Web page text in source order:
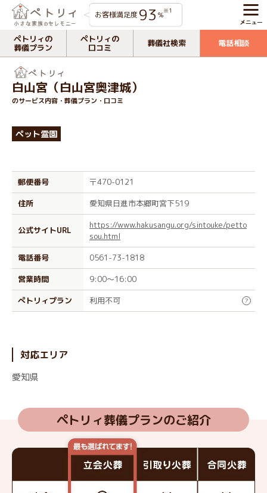
お客様満足度 93 %※1
ペトリィの
葬儀プラン
ペトリィの
口コミ
葬儀社検索 電話相談
白山宮（白山宮奥津城）
のサービス内容・葬儀プラン・口コミ
ペット霊園
郵便番号
〒470-0121
住所
愛知県日進市本郷町宮下519
公式サイトURL
https://www.hakusangu.org/sintouke/petto
sou.html
電話番号
0561-73-1818
営業時間
9:00～16:00
ぺトリィプラン
利用不可 ?
対応エリア
愛知県
ペトリィ葬儀プランのご紹介